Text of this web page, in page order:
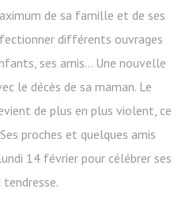
de sa famille et de ses
différents ouvrages
ses amis… Une nouvelle
le décès de sa maman. Le
de plus en plus violent, ce
proches et quelques amis
14 février pour célébrer ses